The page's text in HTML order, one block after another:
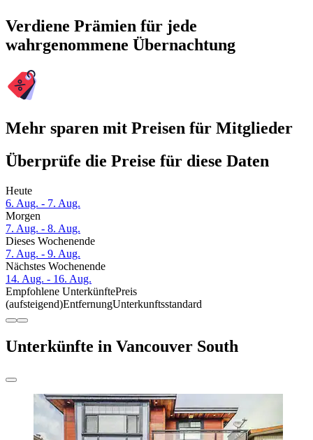
Verdiene Prämien für jede
wahrgenommene Übernachtung
Mehr sparen mit Preisen für Mitglieder
Überprüfe die Preise für diese Daten
Heute
6. Aug. - 7. Aug.
Morgen
7. Aug. - 8. Aug.
Dieses Wochenende
7. Aug. - 9. Aug.
Nächstes Wochenende
14. Aug. - 16. Aug.
Empfohlene UnterkünftePreis
(aufsteigend)EntfernungUnterkunftsstandard
Unterkünfte in Vancouver South